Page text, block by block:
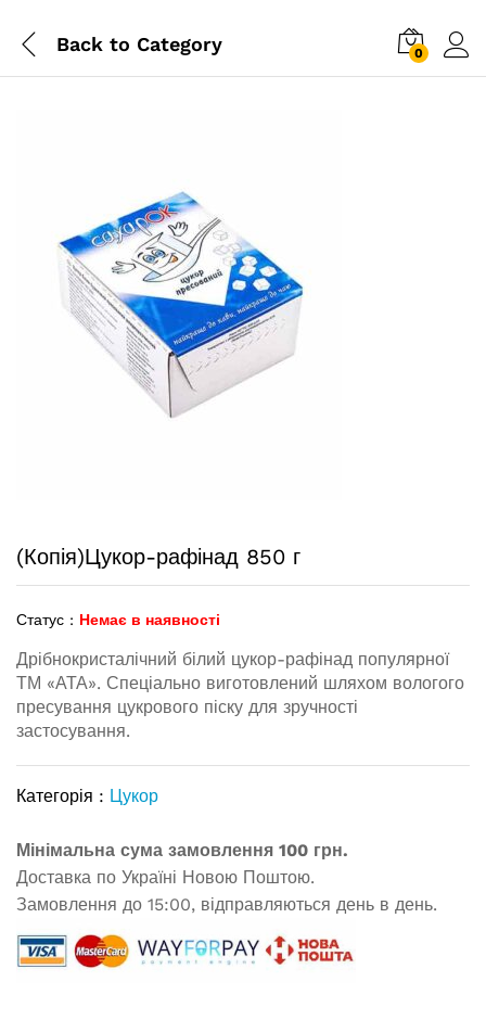
Back to Category 0
(Копія)Цукор-рафінад 850 г
Статус : Немає в наявності
Дрібнокристалічний білий цукор-рафінад популярної
ТМ «АТА». Спеціально виготовлений шляхом вологого
пресування цукрового піску для зручності
застосування.
Категорія : Цукор
Мінімальна сума замовлення 100 грн.
Доставка по Україні Новою Поштою.
Замовлення до 15:00, відправляються день в день.